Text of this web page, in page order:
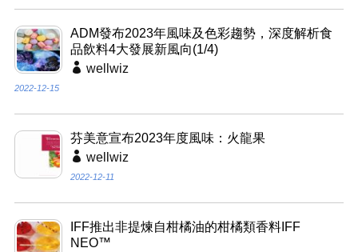
ADM發布2023年風味及色彩趨勢，深度解析食
品飲料4大發展新風向(1/4)
wellwiz
2022-12-15
芬美意宣布2023年度風味：火龍果
wellwiz
2022-12-11
IFF推出非提煉自柑橘油的柑橘類香料IFF
NEO™